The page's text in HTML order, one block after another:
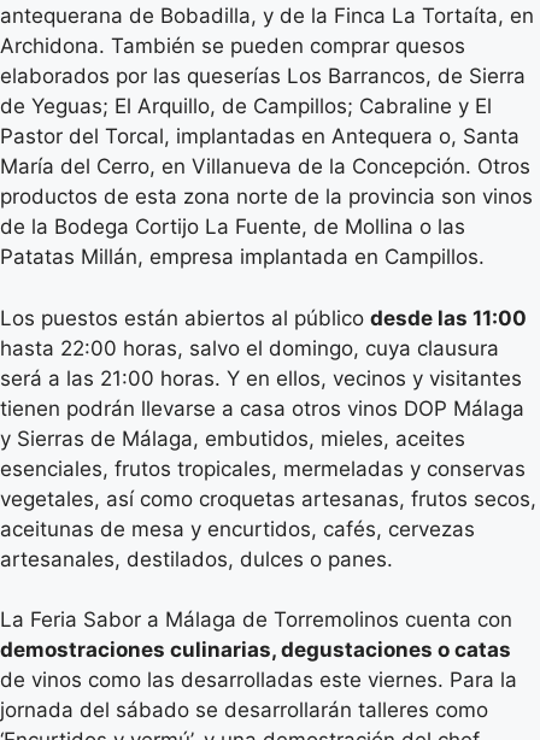
antequerana de Bobadilla, y de la Finca La Tortaíta, en
Archidona. También se pueden comprar quesos
elaborados por las queserías Los Barrancos, de Sierra
de Yeguas; El Arquillo, de Campillos; Cabraline y El
Pastor del Torcal, implantadas en Antequera o, Santa
María del Cerro, en Villanueva de la Concepción. Otros
productos de esta zona norte de la provincia son vinos
de la Bodega Cortijo La Fuente, de Mollina o las
Patatas Millán, empresa implantada en Campillos.
Los puestos están abiertos al público desde las 11:00
hasta 22:00 horas, salvo el domingo, cuya clausura
será a las 21:00 horas. Y en ellos, vecinos y visitantes
tienen podrán llevarse a casa otros vinos DOP Málaga
y Sierras de Málaga, embutidos, mieles, aceites
esenciales, frutos tropicales, mermeladas y conservas
vegetales, así como croquetas artesanas, frutos secos,
aceitunas de mesa y encurtidos, cafés, cervezas
artesanales, destilados, dulces o panes.
La Feria Sabor a Málaga de Torremolinos cuenta con
demostraciones culinarias, degustaciones o catas
de vinos como las desarrolladas este viernes. Para la
jornada del sábado se desarrollarán talleres como